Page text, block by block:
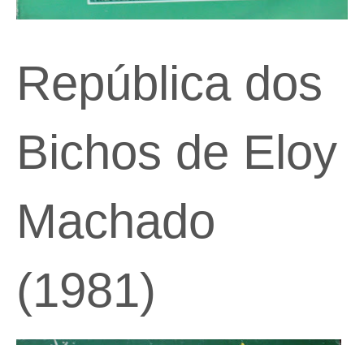
República dos
Bichos de Eloy
Machado
(1981)